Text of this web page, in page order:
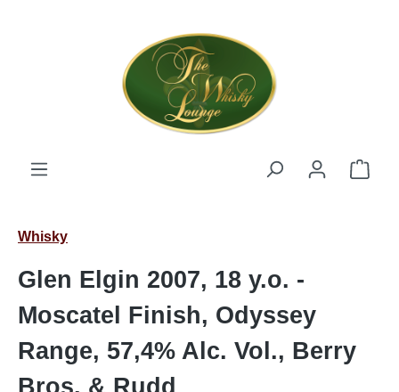
Whisky
Glen Elgin 2007, 18 y.o. -
Moscatel Finish, Odyssey
Range, 57,4% Alc. Vol., Berry
Bros. & Rudd